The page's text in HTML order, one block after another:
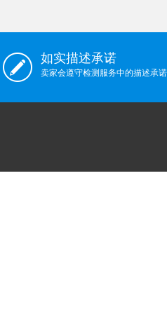
如实描述承诺
卖家会遵守检测服务中的描述承诺